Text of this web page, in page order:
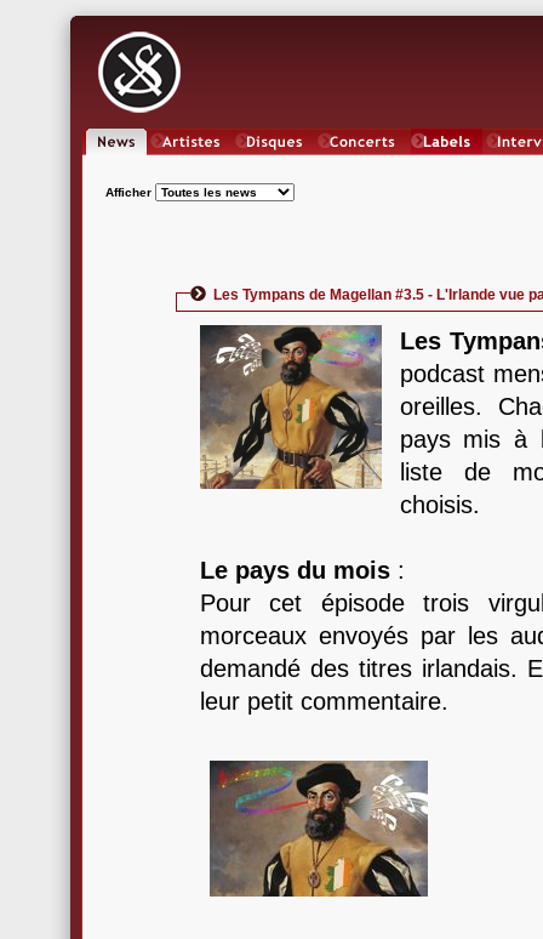
Afficher
Les Tympans de Magellan #3.5 - L'Irlande vue
Les
podcast
oreilles.
pays mis à
liste de
choisis.
Le pays du mois:
Pour cet épisode trois
morceaux envoyés par les
demandé des titres irlandais.
leur petit commentaire.